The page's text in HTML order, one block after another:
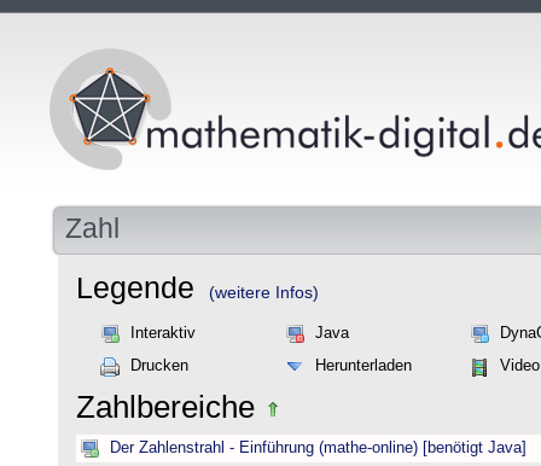
Zahl
Legende (weitere Infos)
Interaktiv Java
Drucken
Herunterladen Video
Zahlbereiche
Der Zahlenstrahl - Einführung (mathe-online) [benötigt Java]